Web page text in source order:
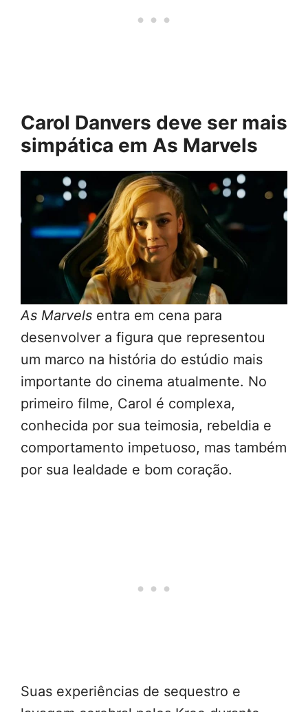
Carol Danvers deve ser mais
simpática em As Marvels
As Marvels entra em cena para
desenvolver a figura que representou
um marco na história do estúdio mais
importante do cinema atualmente. No
primeiro filme, Carol é complexa,
conhecida por sua teimosia, rebeldia e
comportamento impetuoso, mas também
por sua lealdade e bom coração.
Suas experiências de sequestro e